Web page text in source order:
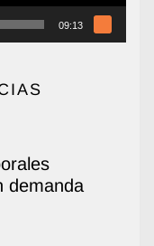
09:13
demanda